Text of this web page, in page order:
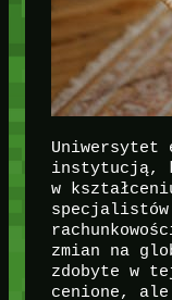
Uniwersytet
instytucją,
w
zmian na
zdobyte w
cenione, ale